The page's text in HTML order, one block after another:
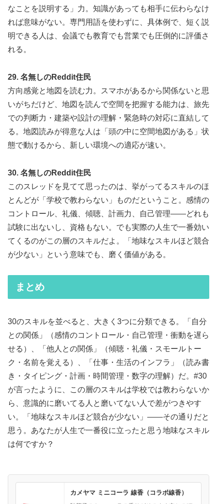
なことを説明する」力。知識があっても相手に伝わらなけ
れば意味がない。専門用語を使わずに、具体例で、短く説
明できる人は、会議でも教育でも営業でも圧倒的に評価さ
れる。
29. 名無しのReddit住民
方向感覚と地図を読む力。スマホがあるから関係ないと思
いがちだけど、地図を読んで空間を把握する能力は、旅先
での判断力・建築や設計の理解・緊急時の対応に直結して
る。地図読みが得意な人は「頭の中に空間地図がある」状
態で動けるから、新しい環境への適応が速い。
30. 名無しのReddit住民
このスレッドを見てて思ったのは、挙がってるスキルのほ
とんどが「学校で教わらない」ものだということ。感情の
コントロール、礼儀、傾聴、計画力、自己管理——どれも
試験に出ないし、資格もない。でも実際の人生で一番効い
てくるのがこの層のスキルだよ。「地味なスキルほど競合
が少ない」という意味でも、磨く価値がある。
まとめ
30のスキルを並べると、大きく3つに分類できる。「自分
との関係」（感情のコントロール・自己管理・衝動を遅ら
せる）、「他人との関係」（傾聴・礼儀・スモールトー
ク・名前を覚える）、「仕事・生活のインフラ」（読み書
き・タイピング・計画・時間管理・数字の理解）だ。#30
が言ったように、この層のスキルは学校では教わらないか
ら、意識的に磨いてる人と磨いてない人で差がつきやす
い。「地味なスキルほど競合が少ない」——その通りだと
思う。あなたが人生で一番役に立ったと思う地味なスキル
は何ですか？
カメヤマ ミニコーラ 線香（コラボ線香）